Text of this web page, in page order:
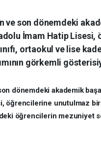
ve son dönemdeki
İmam Hatip
ortaokul ve lise
görkemli
dönemdeki akademik
öğrencilerine unutulmaz
öğrencilerin mezuniyet